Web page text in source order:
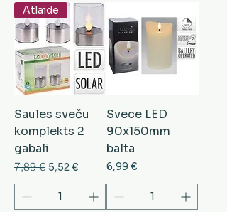
Atlaide
Saules sveču
komplekts 2
gabali
Parastā cena
7,89 € Izpārdošanas cena
5,52 €
Svece LED
90x150mm
balta
Cena
6,99 €